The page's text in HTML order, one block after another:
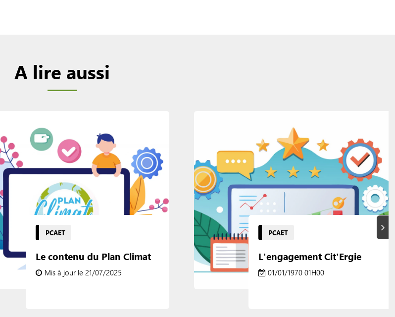
A lire aussi
PCAET
Le contenu du Plan Climat
Mis à jour le 21/07/2025
PCAET
L'engagement Cit'Ergie
01/01/1970 01H00